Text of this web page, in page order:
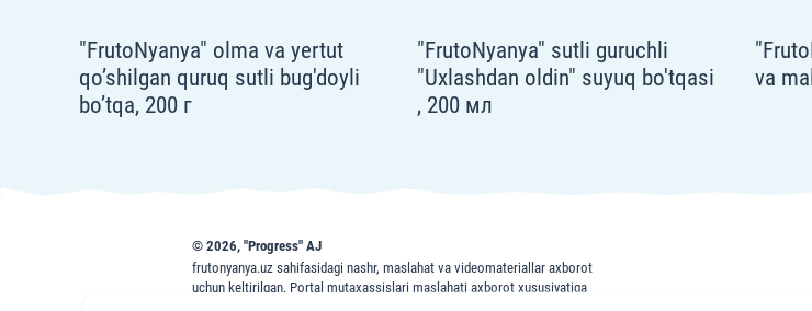
"FrutoNyanya" olma va yertut
qo’shilgan quruq sutli bug'doyli
bo’tqa, 200 г
"FrutoNyanya" sutli guruchli
"Uxlashdan oldin" suyuq bo'tqasi
, 200 мл
va
© 2026, "Progress" AJ
frutonyanya.uz sahifasidagi nashr, maslahat va videomateriallar axborot
uchun keltirilgan. Portal mutaxassislari maslahati axborot xususiyatiga